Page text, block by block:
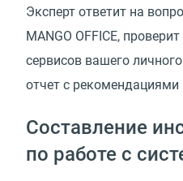
Эксперт ответит на
MANGO OFFICE,
сервисов вашего
отчет с
Составление
по работе с